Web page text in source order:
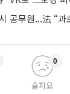
슬퍼요
0